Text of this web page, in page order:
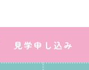
見学申し込み